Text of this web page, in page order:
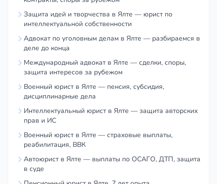
Защита идей и творчества в Ялте — юрист по
интеллектуальной собственности
Адвокат по уголовным делам в Ялте — разбираемся в
деле до конца
Международный адвокат в Ялте — сделки, споры,
защита интересов за рубежом
Военный юрист в Ялте — пенсия, субсидия,
дисциплинарные дела
Интеллектуальный юрист в Ялте — защита авторских
прав и ИС
Военный юрист в Ялте — страховые выплаты,
реабилитация, ВВК
Автоюрист в Ялте — выплаты по ОСАГО, ДТП, защита
в суде